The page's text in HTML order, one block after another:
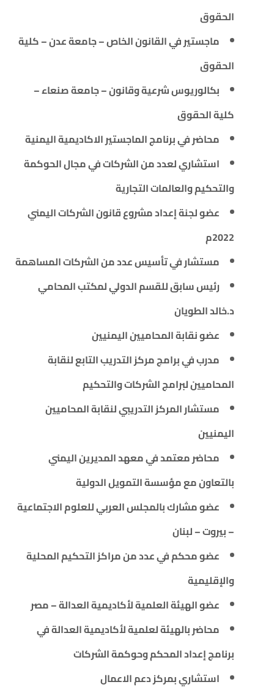
الحقوق
ماجستير في القانون الخاص – جامعة عدن – كلية
الحقوق
بكالوريوس شرعية وقانون – جامعة صنعاء –
كلية الحقوق
محاضر في برنامج الماجستير الاكاديمية اليمنية
استشاري لعدد من الشركات في مجال الحوكمة
والتحكيم والعالمات التجارية
عضو لجنة إعداد مشروع قانون الشركات اليمني
2022م
مستشار في تأسيس عدد من الشركات المساهمة
رئيس سابق للقسم الدولي لمكتب المحامي
د.خالد الطويان
عضو نقابة المحاميين اليمنيين
مدرب في برامج مركز التدريب التابع لنقابة
المحاميين لبرامج الشركات والتحكيم
مستشار المركز التدريبي لنقابة المحاميين
اليمنيين
محاضر معتمد في معهد المديرين اليمني
بالتعاون مع مؤسسة التمويل الدولية
عضو مشارك بالمجلس العربي للعلوم الاجتماعية
– بيروت – لبنان
عضو محكم في عدد من مراكز التحكيم المحلية
والإقليمية
عضو الهيئة العلمية لأكاديمية العدالة – مصر
محاضر بالهيئة لعلمية لأكاديمية العدالة في
برنامج إعداد المحكم وحوكمة الشركات
استشاري بمركز دعم الاعمال